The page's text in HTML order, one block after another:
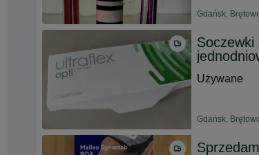
Gdańsk,
Soczewki
Używane
Gdańsk,